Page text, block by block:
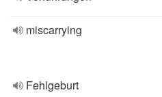
miscarrying
Fehlgeburt